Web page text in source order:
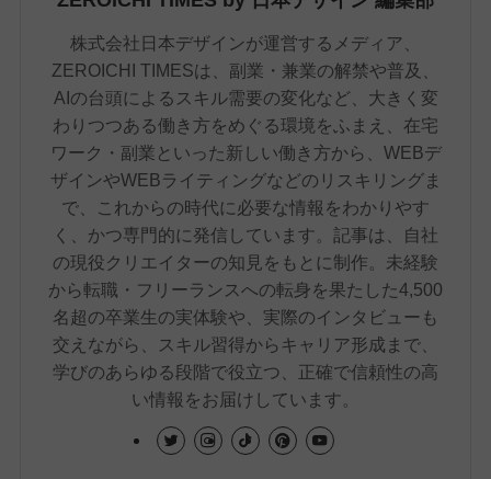
株式会社日本デザインが運営するメディア、
ZEROICHI TIMESは、副業・兼業の解禁や普及、
AIの台頭によるスキル需要の変化など、大きく変
わりつつある働き方をめぐる環境をふまえ、在宅
ワーク・副業といった新しい働き方から、WEBデ
ザインやWEBライティングなどのリスキリングま
で、これからの時代に必要な情報をわかりやす
く、かつ専門的に発信しています。記事は、自社
の現役クリエイターの知見をもとに制作。未経験
から転職・フリーランスへの転身を果たした4,500
名超の卒業生の実体験や、実際のインタビューも
交えながら、スキル習得からキャリア形成まで、
学びのあらゆる段階で役立つ、正確で信頼性の高
い情報をお届けしています。